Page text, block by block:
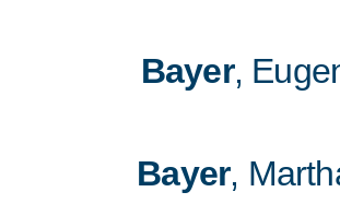
Bayer,
Bayer,